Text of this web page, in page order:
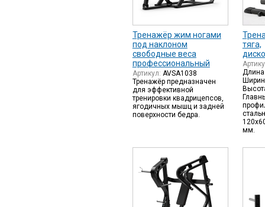
Тренажёр жим ногами
под наклоном
свободные веса
профессиональный
Артикул: AVSA1038
Тренажёр предназначен
для эффективной
тренировки квадрицепсов,
ягодичных мышц и задней
поверхности бедра.
тяга,
мм.